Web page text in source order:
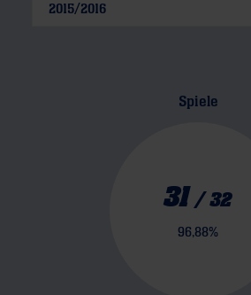
Spiele
31 /32
96,88%